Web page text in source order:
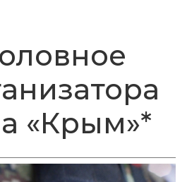
«Крым»*